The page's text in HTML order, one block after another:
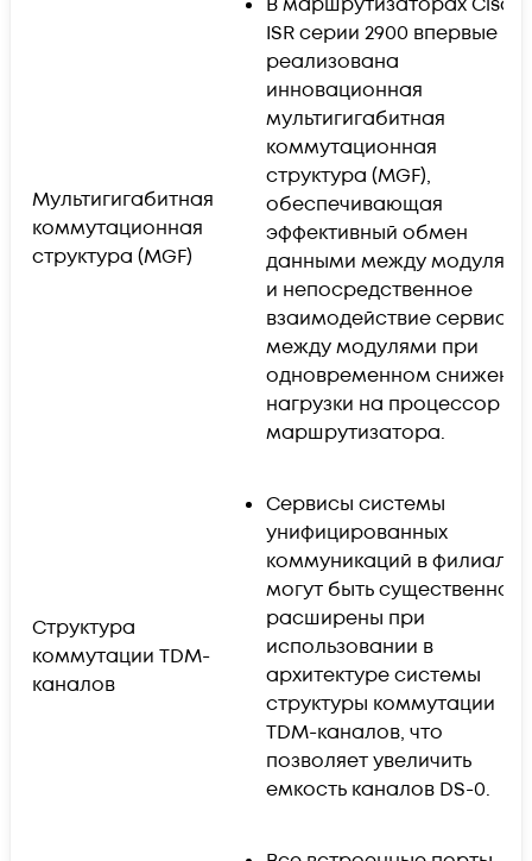
Мультигигабитная
коммутационная
структура (MGF)
ISR серии 2900 впервые
реализована
инновационная
мультигигабитная
коммутационная
структура (MGF),
обеспечивающая
эффективный обмен
данными между модулями
и непосредственное
взаимодействие сервисов
между модулями при
одновременном
нагрузки на процессор
маршрутизатора.
Структура
коммутации TDM-
каналов
Сервисы системы
унифицированных
коммуникаций в филиале
могут быть существенно
расширены при
использовании в
архитектуре системы
структуры коммутации
TDM-каналов, что
позволяет увеличить
емкость каналов DS-0.